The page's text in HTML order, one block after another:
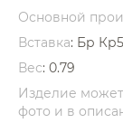
Основной
Вставка: Бр
Вес: 0.79
Изделие может
фото и в
недели